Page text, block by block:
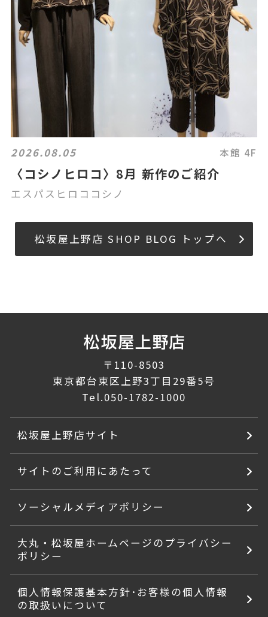
2026.08.05 本館 4F
〈コシノヒロコ〉8月 新作のご紹介
エスパスヒロココシノ
松坂屋上野店 SHOP BLOG トップへ
〒110-8503
東京都台東区上野3丁目29番5号
Tel.050-1782-1000
松坂屋上野店サイト
サイトのご利用にあたって
ソーシャルメディアポリシー
大丸・松坂屋ホームページのプライバシー
ポリシー
個人情報保護基本方針･お客様の個人情報
の取扱いについて